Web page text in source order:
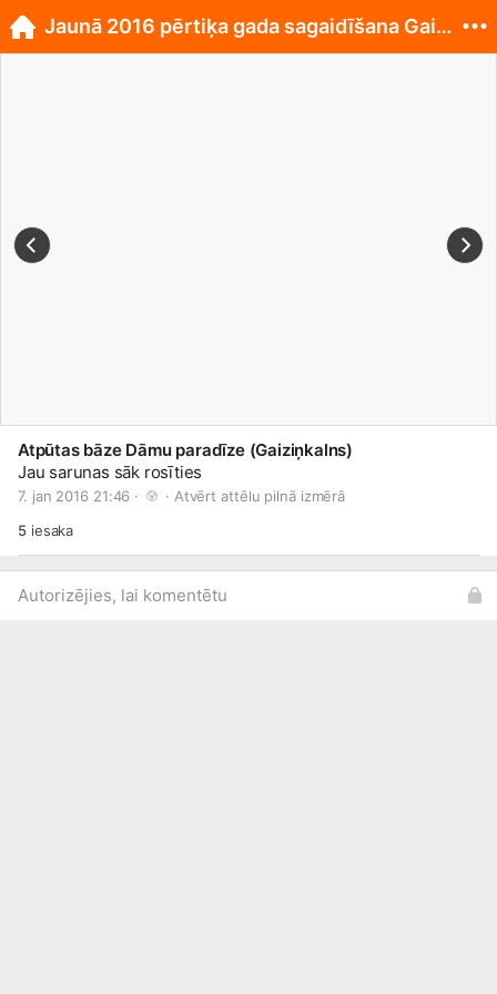
Atpūtas bāze Dāmu paradīze (Gaiziņkalns)
Jau sarunas sāk rosīties
7. jan 2016 21:46 · · Atvērt attēlu pilnā izmērā
5iesaka
Autorizējies, lai komentētu
Jaunā 2016 pērtiķa gada sagaidīšana Gaiziņkalnā